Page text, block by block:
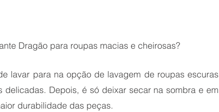
Dragão para roupas macias e cheirosas?
lavar para na opção de lavagem de roupas escuras
Depois, é só deixar secar na sombra e em
durabilidade das peças.